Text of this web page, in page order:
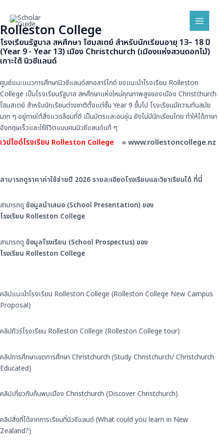
content
Rolleston College
โรงเรียนรัฐบาล สหศึกษา โฮมสเตย์ สำหรับนักเรียนอายุ 13– 18 ปี
(Year 9 - Year 13) เมือง Christchurch (เมืองแห่งสวนดอกไม้)
เกาะใต้ นิวซีแลนด์
ศูนย์แนะแนวการศึกษานิวซีแลนด์สกอลาร์ไกด์ ขอแนะนำโรงเรียน Rolleston
College เป็นโรงเรียนรัฐบาล สหศึกษาแห่งใหม่คุณภาพสูงของเมือง Christchurch
โฮมสเตย์ สําหรับนักเรียนต่างชาติตั้งแต่ชั้น Year 9 ขึ้นไป โรงเรียนมีความทันสมัย
มาก ๆ อยู่ภายใต้สิ่งแวดล้อมที่ดี เป็นมิตรและอบอุ่น ยังไม่มีนักเรียนไทย ทำให้ได้ภาษา
อังกฤษเร็วและใช้ชีวิตแบบคนนิวซีแลนด์แท้ ๆ
เวปไซด์โรงเรียน Rolleston College »www.rollestoncollege.nz
สามารถดูราคาค่าใช้จ่ายปี 2026 รายละเอียดโรงเรียนและวิชาเรียนได้ ที่นี่
สามารถดูข้อมูลนำเสนอ (School Presentation) ของ
โรงเรียน Rolleston College
สามารถดูข้อมูลโรงเรียน (School Prospectus) ของ
โรงเรียน Rolleston College
คลิปแนะนำโรงเรียน Rolleston College (Rolleston College New Campus
Proposal)
คลิปทัวร์โรงเรียน Rolleston College (Rolleston College tour)
คลิปการศึกษาเขตการศึกษา Christchurch (Study Christchurch/ Christchurch
Educated)
คลิปเกี่ยวกับค้นพบเมือง Christchurch (Discover Christchurch)
คลิปสิ่งที่ได้จากการเรียนที่นิวซีแลนด์ (What could you learn in New
Zealand?)